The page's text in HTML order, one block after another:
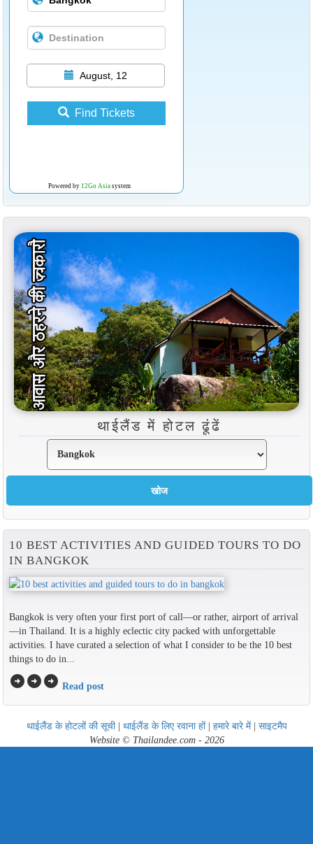
August, 12
Find Tickets
Powered by 12Go Asiasystem
थाईलैंड में होटल ढूंढें
10 BEST ACTIVITIES AND GUIDED TOURS TO DO
IN BANGKOK
Bangkok is very often your first port of call—or rather, airport of arrival
—in Thailand. It is a highly eclectic city packed with unforgettable
activities. I have curated a selection of what I consider to be the 10 best
things to do in...
arrow_circle_rightarrow_circle_rightarrow_circle_right Read post
थाईलैंड के होटलों की सूची| थाईलैंड के लिए रवाना हों| हमारे बारे में| साइटमैप
Website © Thailandee.com - 2026